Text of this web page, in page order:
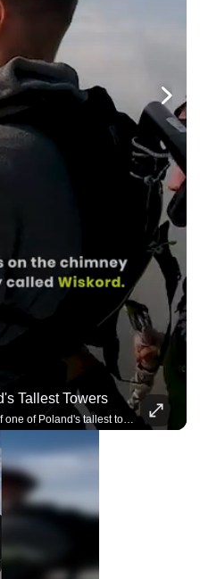
Tallest Towers
A thrill-seeker reaches the summit of one of Poland's tallest towers before an extreme adventure.